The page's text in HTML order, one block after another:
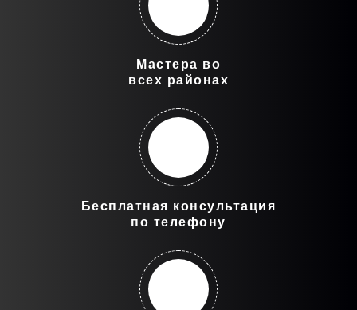
Мастера во
всех районах
Бесплатная консультация
по телефону